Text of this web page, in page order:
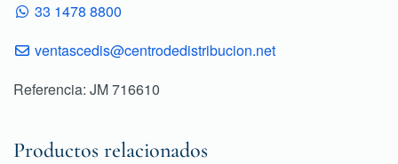
33 1478 8800
ventascedis@centrodedistribucion.net
Referencia: JM 716610
Productos relacionados